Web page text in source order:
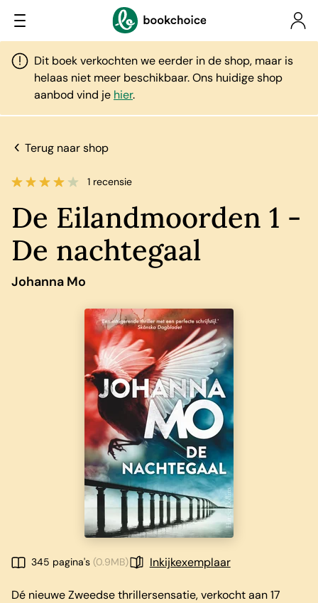
Dit boek verkochten we eerder in de shop, maar is
helaas niet meer beschikbaar. Ons huidige shop
aanbod vind je hier.
Terug naar shop
1 recensie
De Eilandmoorden 1 -
De nachtegaal
Johanna Mo
345 pagina's (0.9MB) Inkijkexemplaar
Dé nieuwe Zweedse thrillersensatie, verkocht aan 17